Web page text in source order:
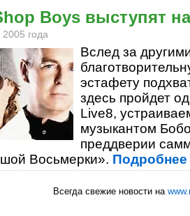
Boys выступят
года
Вслед за
эстафету
здесь пройдет
Live8,
музыкантом
преддверии
Восьмерки». Подробнее
Всегда свежие новости на